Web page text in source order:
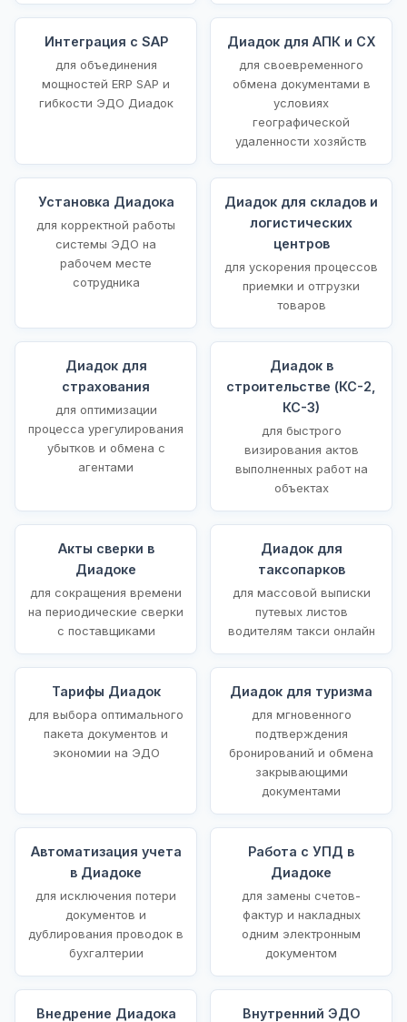
Интеграция с SAP
для объединения
мощностей ERP SAP и
гибкости ЭДО Диадок
Диадок для АПК и СХ
для своевременного
обмена документами в
условиях
географической
удаленности хозяйств
Установка Диадока
для корректной работы
системы ЭДО на
рабочем месте
сотрудника
Диадок для складов и
логистических
центров
для ускорения процессов
приемки и отгрузки
товаров
Диадок для
страхования
для оптимизации
процесса урегулирования
убытков и обмена с
агентами
Диадок в
строительстве (КС-2,
КС-3)
для быстрого
визирования актов
выполненных работ на
объектах
Акты сверки в
Диадоке
для сокращения времени
на периодические сверки
с поставщиками
Диадок для
таксопарков
для массовой выписки
путевых листов
водителям такси онлайн
Тарифы Диадок
для выбора оптимального
пакета документов и
экономии на ЭДО
Диадок для туризма
для мгновенного
подтверждения
бронирований и обмена
закрывающими
документами
Автоматизация учета
в Диадоке
для исключения потери
документов и
дублирования проводок в
бухгалтерии
Работа с УПД в
Диадоке
для замены счетов-
фактур и накладных
одним электронным
документом
Внедрение Диадока
Внутренний ЭДО